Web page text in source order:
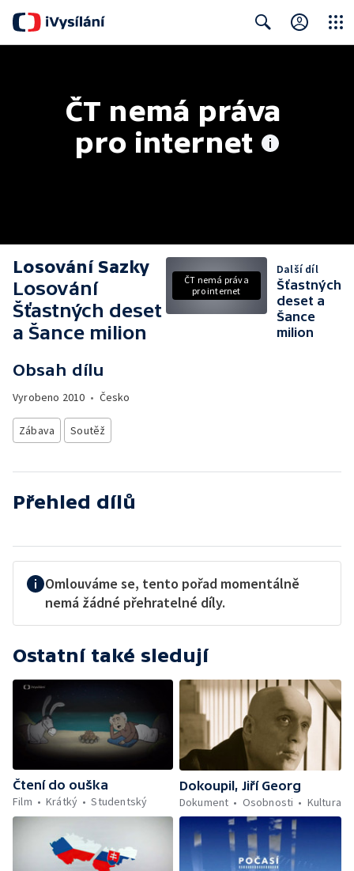
ČT nemá práva
pro internet
Losování Sazky
Losování
Šťastných deset
a Šance milion
Obsah dílu
Vyrobeno 2010 • Česko
Zábava Soutěž
ČT nemá práva
pro internet
Další díl
Šťastných
deset a
Šance
milion
Přehled dílů
Omlouváme se, tento pořad momentálně
nemá žádné přehratelné díly.
Ostatní také sledují
Čtení do ouška
Film
Krátký Studentský
Dokoupil, Jiří Georg
Dokument
Osobnosti Kultura